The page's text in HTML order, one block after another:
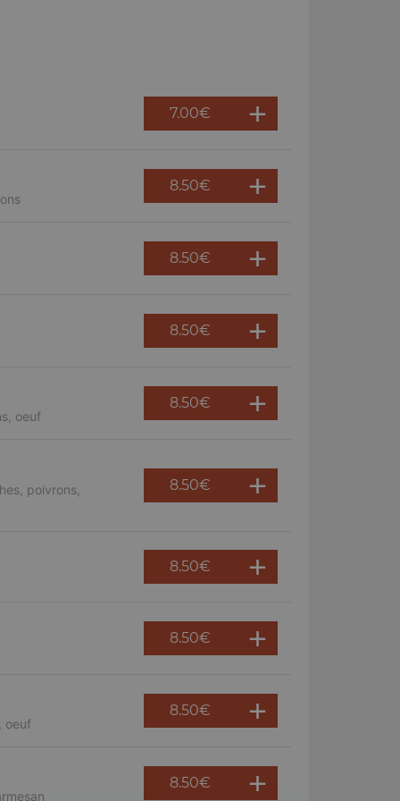
7.00€
8.50€
8.50€
8.50€
oeuf
8.50€
poivrons,
8.50€
8.50€
8.50€
oeuf
8.50€
8.50€